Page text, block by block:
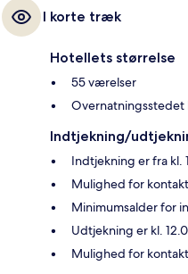
I korte træk
Hotellets størrelse
55 værelser
Overnatningsstedet
Indtjekning/
Indtjekning er fra kl.
Mulighed for
Minimumsalder for
Udtjekning er kl.
Mulighed for